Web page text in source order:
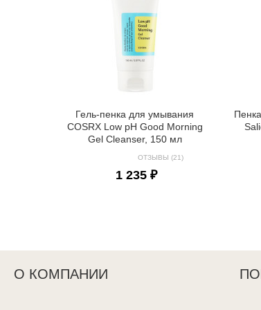
Гель-пенка для умывания
COSRX Low pH Good Morning
Gel Cleanser, 150 мл
ОТЗЫВЫ (21)
1 235 ₽
О КОМПАНИИ